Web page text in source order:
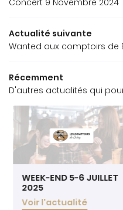
activités
Galerie
Contact
Concert 9 Novembre 2024
Actualité suivante
Wanted aux comptoirs de
Récemment
D'autres actualités qui
WEEK-END 5-6 JUILLET
2025
Voir l'actualité